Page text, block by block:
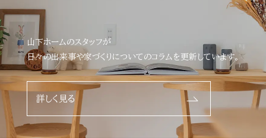
山下ホームのスタッフが
日々の出来事や家づくりについてのコラムを更新しています。
詳しく見る